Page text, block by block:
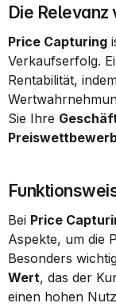
Die
Price Capturing
Verkaufserfolg.
Rentabilität,
Sie Ihre
Bei Price
Aspekte, um die
Besonders
Wert, das der